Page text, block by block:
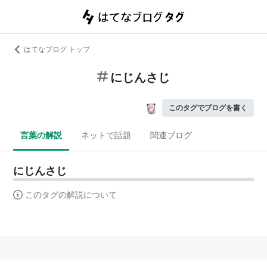
はてなブログ トップ
にじんさじ
このタグでブログを書く
言葉の解説 ネットで話題 関連ブログ
にじんさじ
このタグの解説について